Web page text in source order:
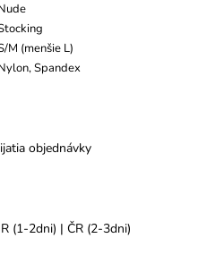
M (menšie L)
Spandex
objednávky
(1-2dni) | ČR (2-3dni)